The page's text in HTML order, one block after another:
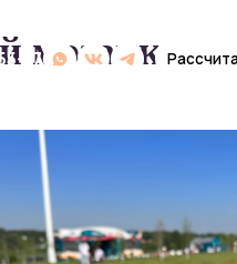
Рассчитать стоимость
Рассчитать стоимость
мозаики